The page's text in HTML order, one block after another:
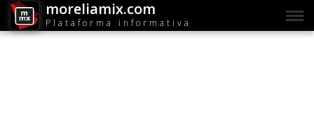
moreliamix.com
Plataforma informativa